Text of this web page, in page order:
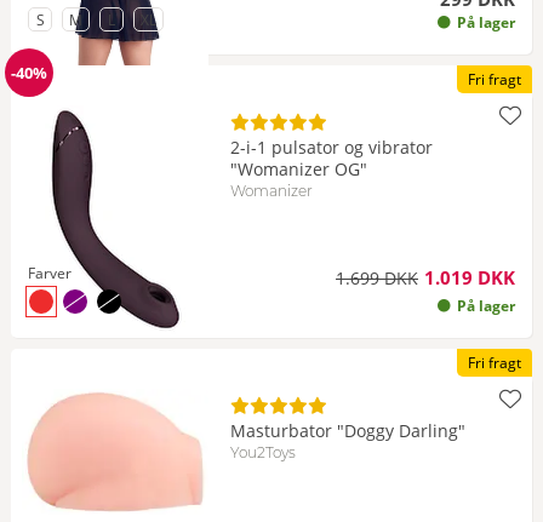
På lager
til Størrelse
S til Størrelse
M til Størrelse
L til Størrelse
XL
Fri fragt
Rabat
-40%
2-i-1 pulsator og vibrator
"Womanizer OG"
Womanizer
1.699 DKK 1.019 DKK
På lager
Farver
til Farve rød
til Farve lilla - på lager igen om kort tid
til Farve sort - på lager igen om kort tid
Fri fragt
Masturbator "Doggy Darling"
You2Toys